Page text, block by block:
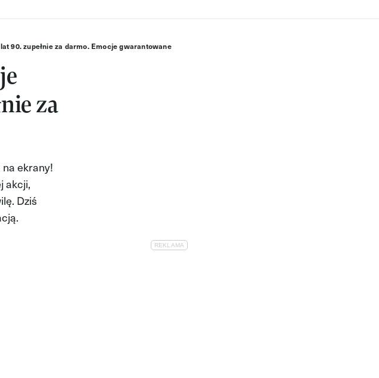
90. zupełnie za darmo. Emocje gwarantowane
za
ekrany!
akcji,
Dziś